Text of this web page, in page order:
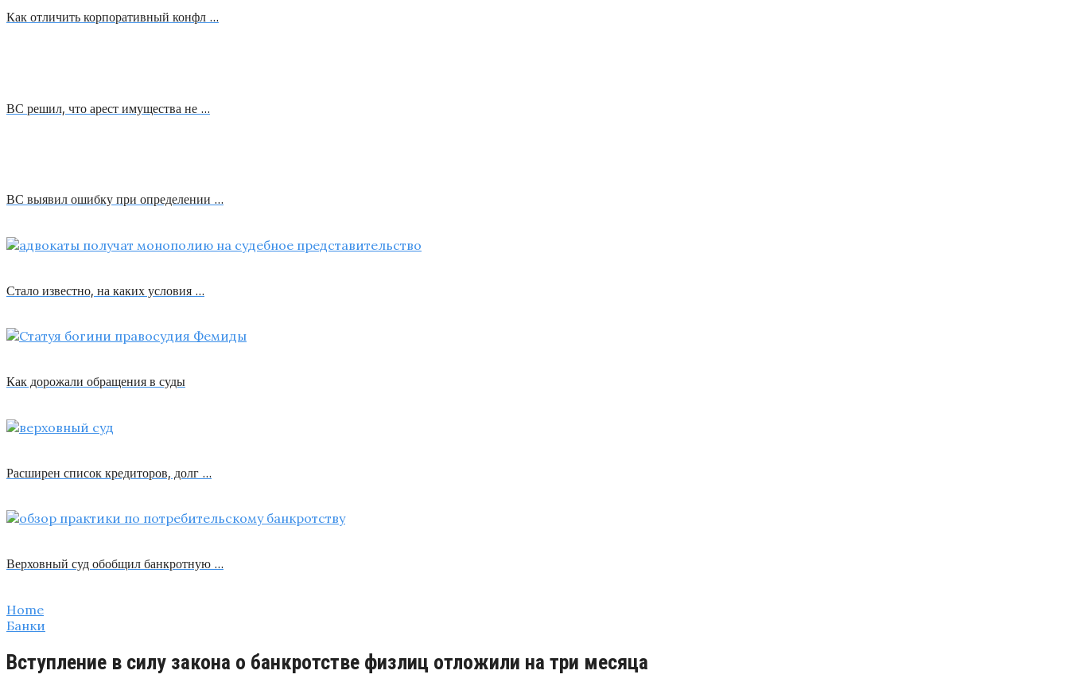
Как отличить корпоративный конфл …
ВС решил, что арест имущества не …
ВС выявил ошибку при определении …
Стало известно, на каких условия …
Как дорожали обращения в суды
Расширен список кредиторов, долг …
Верховный суд обобщил банкротную …
Home
Банки
Вступление в силу закона о банкротстве физлиц отложили на три месяца